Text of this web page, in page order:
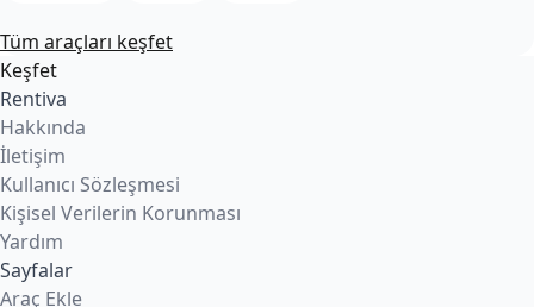
Tüm araçları keşfet
Keşfet
Rentiva
Hakkında
İletişim
Kullanıcı Sözleşmesi
Kişisel Verilerin Korunması
Yardım
Sayfalar
Araç Ekle